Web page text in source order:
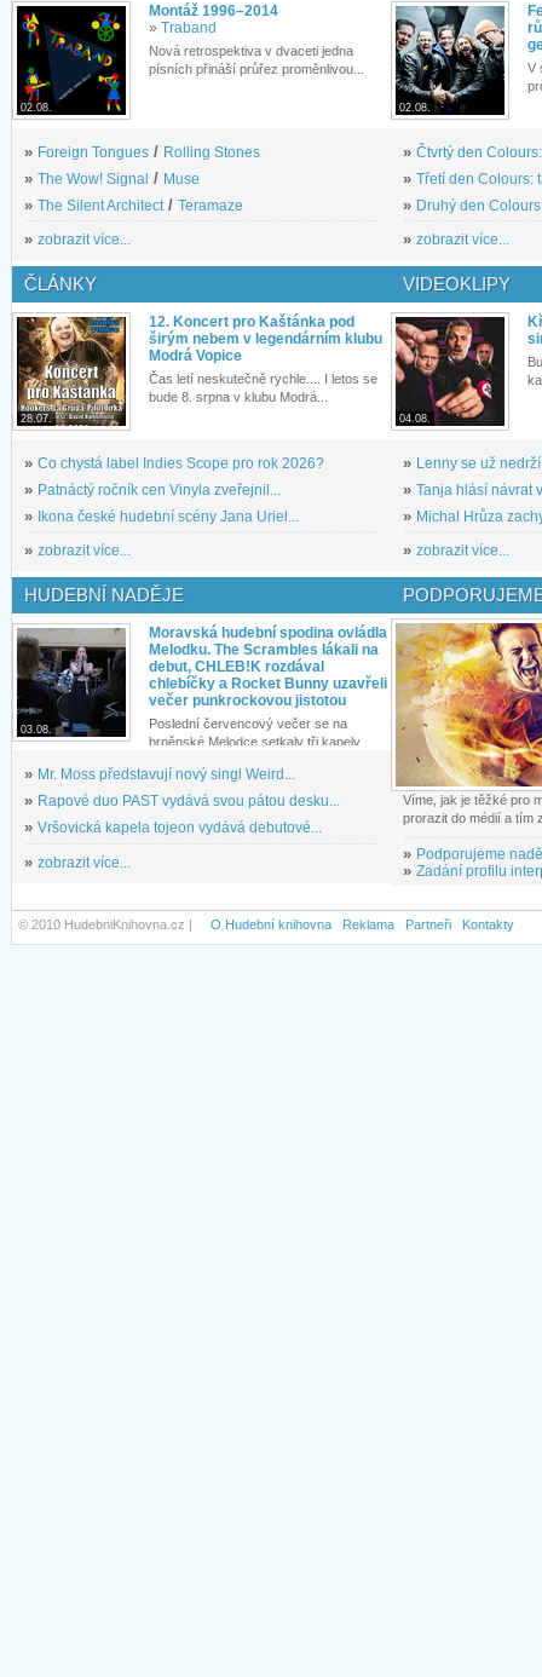
02.08.
Montáž 1996–2014
» Traband
Nová retrospektiva v dvaceti jedna
písních přináší průřez proměnlivou...
» Foreign Tongues / Rolling Stones
» The Wow! Signal / Muse
» The Silent Architect / Teramaze
» zobrazit více...
02.08.
V
» Čtvrtý den
» Třetí den Colours:
» Druhý den
» zobrazit více...
ČLÁNKY
28.07.
12. Koncert pro Kaštánka pod
širým nebem v legendárním klubu
Modrá Vopice
Čas letí neskutečně rychle.... I letos se
bude 8. srpna v klubu Modrá...
» Co chystá label Indies Scope pro rok 2026?
» Patnáctý ročník cen Vinyla zveřejnil...
»
Ikona české hudební scény Jana Uriel...
» zobrazit více...
VIDEOKLIPY
04.08.
» Lenny se už
» Tanja hlásí návrat
» Michal Hrůza
» zobrazit více...
HUDEBNÍ NADĚJE
03.08.
Moravská hudební spodina ovládla
Melodku. The Scrambles lákali na
debut, CHLEB!K rozdával
chlebíčky a Rocket Bunny uzavřeli
večer punkrockovou jistotou
Poslední červencový večer se na
brněnské Melodce setkaly tři kapely...
» Mr. Moss představují nový singl Weird...
» Rapové duo PAST vydává svou pátou desku...
» Vršovická kapela tojeon vydává debutové...
» zobrazit více...
Víme, jak je těžké pro
prorazit do médií a tím
» Podporujeme
» Zadání profilu
© 2010 HudebniKnihovna.cz | O Hudební knihovna Reklama Partneři Kontakty